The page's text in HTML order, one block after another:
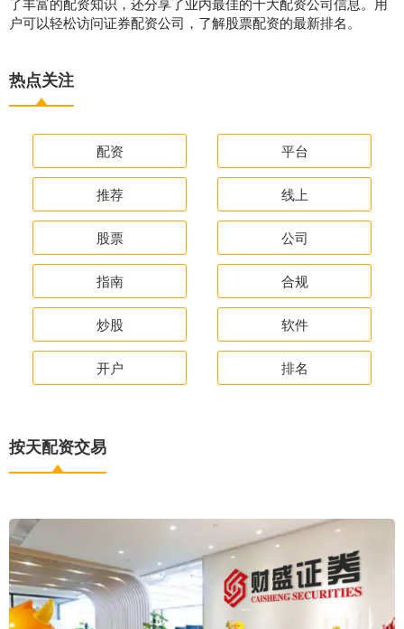
户可以轻松访问证券配资公司，了解股票配资的最新排名。
热点关注
配资 平台
推荐 线上
股票 公司
指南 合规
炒股 软件
开户 排名
按天配资交易